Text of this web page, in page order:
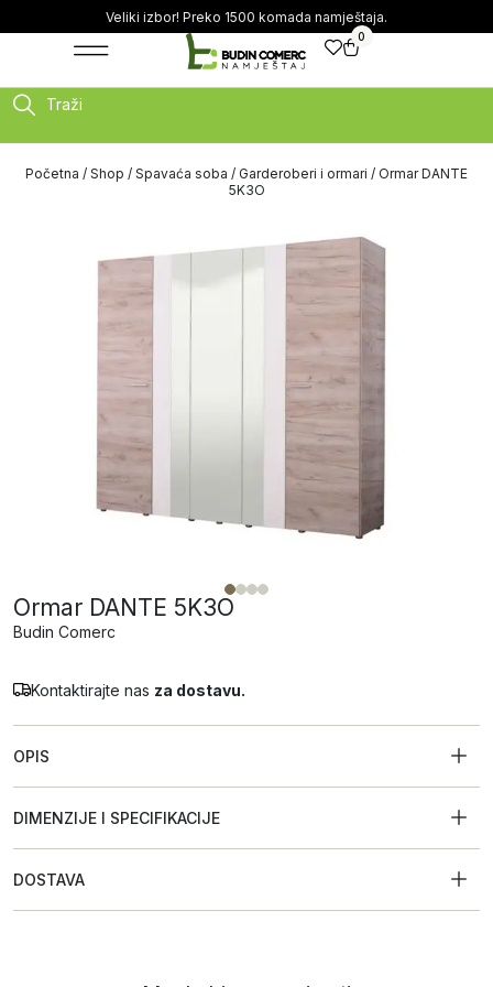
Veliki izbor! Preko 1500 komada namještaja.
0
Traži
Početna / Shop / Spavaća soba / Garderoberi i ormari / Ormar DANTE
5K3O
Ormar DANTE 5K3O
Budin Comerc
Kontaktirajte nas za dostavu.
OPIS
DIMENZIJE I SPECIFIKACIJE
DOSTAVA